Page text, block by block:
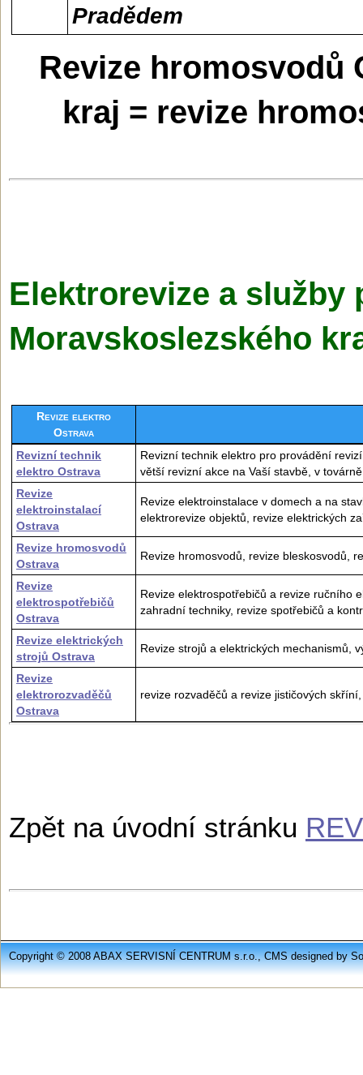
Pradědem
Revize hromosvodů
kraj = revize
Elektrorevize a služby
Moravskoslezské­ho
Revize elektro
Ostrava
Revizní technik
elektro Ostrava
Revizní technik elektro pro provádění
větší revizní akce na Vaší stavbě, v
Revize
elektroinstalací
Ostrava
Revize elektroinstalace v domech a na
elektrorevize objektů, revize elektrických
Revize hromosvodů
Ostrava
Revize hromosvodů, revize bleskosvodů,
Revize
elektrospotřebičů
Ostrava
Revize elektrospotřebičů a revize ručního
zahradní techniky, revize spotřebičů a
Revize elektrických
strojů Ostrava
Revize strojů a elektrických mechanismů,
Revize
elektrorozvaděčů
Ostrava
revize rozvaděčů a revize jističových
Zpět na úvodní stránku
Copyright © 2008 ABAX SERVISNÍ CENTRUM s.r.o., CMS designed by